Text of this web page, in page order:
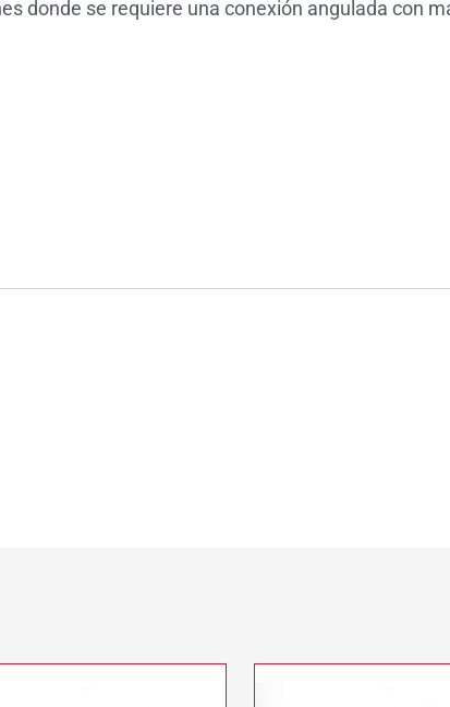
donde se requiere una conexión angulada con